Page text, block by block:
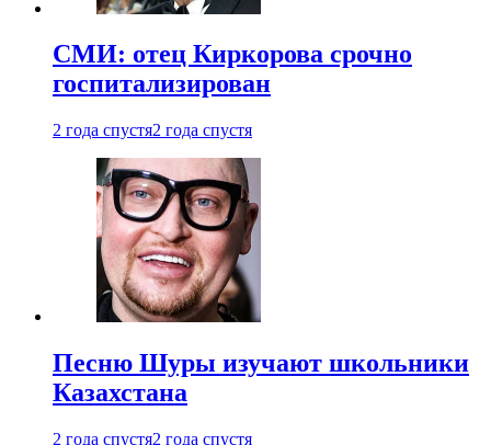
СМИ: отец Киркорова срочно
госпитализирован
2 года спустя2 года спустя
Песню Шуры изучают школьники
Казахстана
2 года спустя2 года спустя